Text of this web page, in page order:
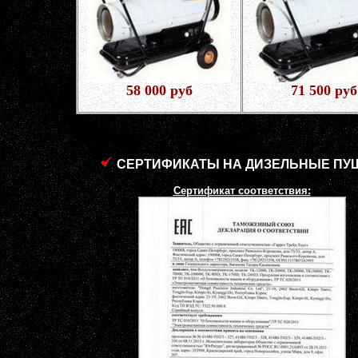
58 000 руб 71 500 руб
СЕРТИФИКАТЫ НА ДИЗЕЛЬНЫЕ
Сертификат соответствия: